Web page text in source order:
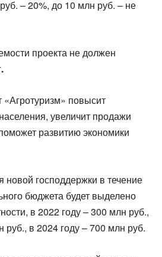
– 20%, до 10 млн руб. – не
проекта не должен
«Агротуризм» повысит
увеличит продажи
развитию экономики
господдержки в течение
бюджета будет выделено
в 2022 году – 300 млн руб.,
руб., в 2024 году – 700 млн руб.